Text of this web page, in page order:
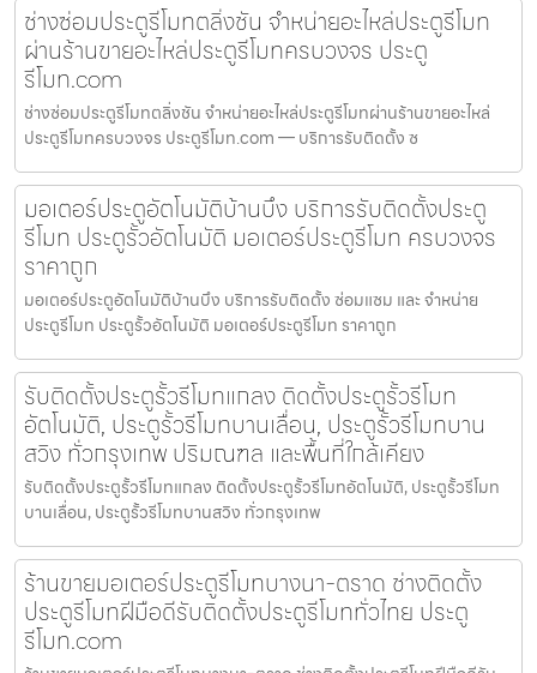
ช่างซ่อมประตูรีโมทตลิ่งชัน จำหน่ายอะไหล่ประตูรีโมท
ผ่านร้านขายอะไหล่ประตูรีโมทครบวงจร ประตู
รีโมท.com
ช่างซ่อมประตูรีโมทตลิ่งชัน จำหน่ายอะไหล่ประตูรีโมทผ่านร้านขายอะไหล่
ประตูรีโมทครบวงจร ประตูรีโมท.com — บริการรับติดตั้ง ซ
มอเตอร์ประตูอัตโนมัติบ้านบึง บริการรับติดตั้งประตู
รีโมท ประตูรั้วอัตโนมัติ มอเตอร์ประตูรีโมท ครบวงจร
ราคาถูก
มอเตอร์ประตูอัตโนมัติบ้านบึง บริการรับติดตั้ง ซ่อมแซม และ จำหน่าย
ประตูรีโมท ประตูรั้วอัตโนมัติ มอเตอร์ประตูรีโมท ราคาถูก
รับติดตั้งประตูรั้วรีโมทแกลง ติดตั้งประตูรั้วรีโมท
อัตโนมัติ, ประตูรั้วรีโมทบานเลื่อน, ประตูรั้วรีโมทบาน
สวิง ทั่วกรุงเทพ ปริมณฑล และพื้นที่ใกล้เคียง
รับติดตั้งประตูรั้วรีโมทแกลง ติดตั้งประตูรั้วรีโมทอัตโนมัติ, ประตูรั้วรีโมท
บานเลื่อน, ประตูรั้วรีโมทบานสวิง ทั่วกรุงเทพ
ร้านขายมอเตอร์ประตูรีโมทบางนา-ตราด ช่างติดตั้ง
ประตูรีโมทฝีมือดีรับติดตั้งประตูรีโมททั่วไทย ประตู
รีโมท.com